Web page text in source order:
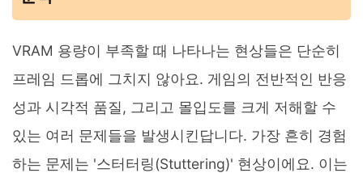
VRAM 용량이 부족할 때 나타나는 현상들은 단순히
프레임 드롭에 그치지 않아요. 게임의 전반적인 반응
성과 시각적 품질, 그리고 몰입도를 크게 저해할 수
있는 여러 문제들을 발생시킨답니다. 가장 흔히 경험
하는 문제는 '스터터링(Stuttering)' 현상이에요. 이는